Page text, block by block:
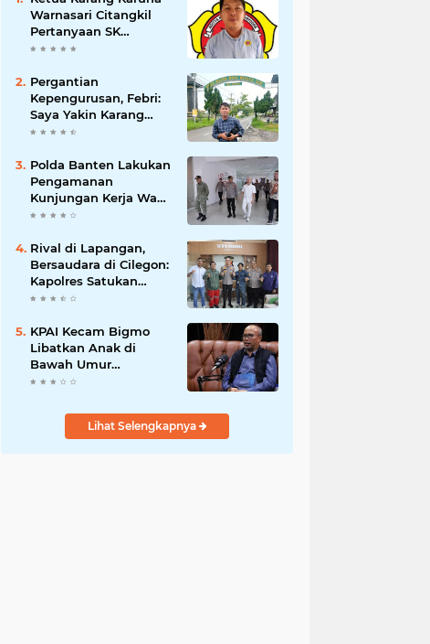
Warnasari Citangkil
Pertanyaan SK
Karetaker dan Urgensi
Berduka
Pergantian
Kepengurusan, Febri:
Saya Yakin Karang
Taruna Wanakarsa
Kepemimpinan Bung
Entus Jauh Membawa
Manfaat
Polda Banten Lakukan
Pengamanan
Kunjungan Kerja Wakil
Presiden RI
Rival di Lapangan,
Bersaudara di Cilegon:
Kapolres Satukan
Viking dan Jak Mania
Piala Presiden 2026
KPAI Kecam Bigmo
Libatkan Anak di
Bawah Umur
Promosikan Liquid
Bertindak Tegas
Lihat Selengkapnya